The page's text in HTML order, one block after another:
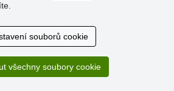
cookie
údajů
souborů cookie
všechny soubory cookie